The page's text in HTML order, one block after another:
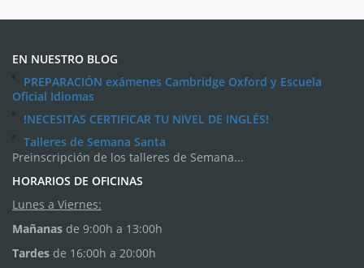
EN NUESTRO BLOG
PREPARACIÓN exámenes Cambridge Oxford y Escuela
Oficial Idiomas
!NECESITAS CERTIFICAR TU NIVEL DE INGLÉS!
Talleres de Semana Santa
Preinscripción de los talleres de Semana...
HORARIOS DE OFICINAS
Lunes a Viernes:
Mañanas de 9:00h a 13:00h
Tardes de 16:00h a 20:00h